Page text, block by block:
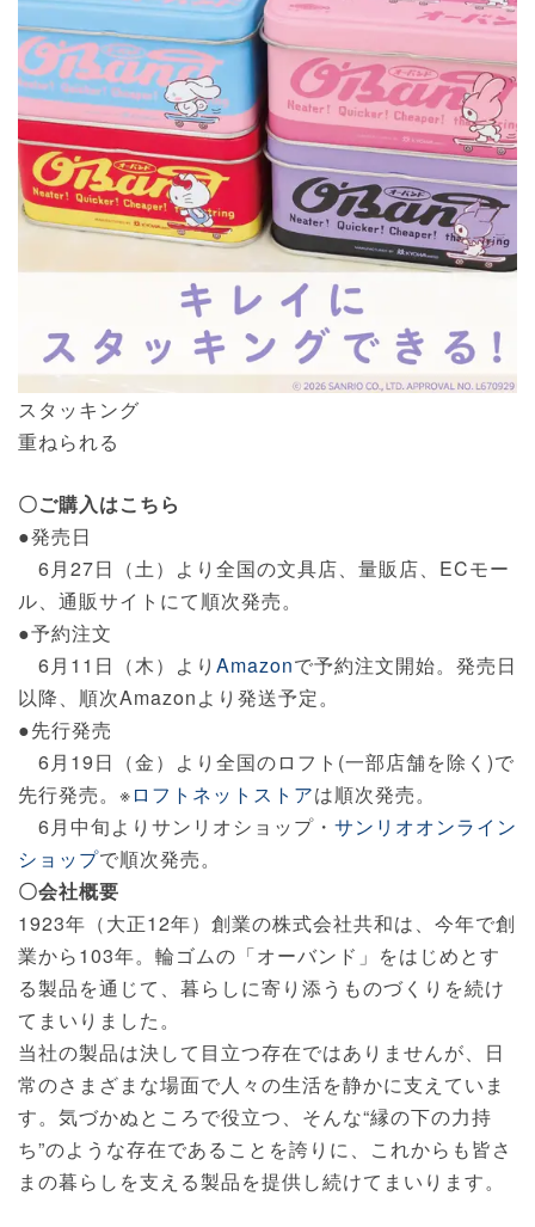
スタッキング
重ねられる
〇ご購入はこちら
●発売日
6月27日（土）より全国の文具店、量販店、ECモー
ル、通販サイトにて順次発売。
●予約注文
6月11日（木）より Amazonで予約注文開始。発売日
以降、順次Amazonより発送予定。
●先行発売
6月19日（金）より全国のロフト(一部店舗を除く)で
先行発売。※ロフトネットストアは順次発売。
6月中旬よりサンリオショップ・ サンリオオンライン
ショップで順次発売。
〇会社概要
1923年（大正12年）創業の株式会社共和は、今年で創
業から103年。輪ゴムの「オーバンド」をはじめとす
る製品を通じて、暮らしに寄り添うものづくりを続け
てまいりました。
当社の製品は決して目立つ存在ではありませんが、日
常のさまざまな場面で人々の生活を静かに支えていま
す。気づかぬところで役立つ、そんな“縁の下の力持
ち”のような存在であることを誇りに、これからも皆さ
まの暮らしを支える製品を提供し続けてまいります。